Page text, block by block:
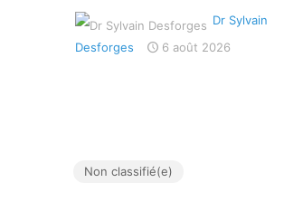
Dr Sylvain
Desforges
6 août 2026
Non classifié(e)